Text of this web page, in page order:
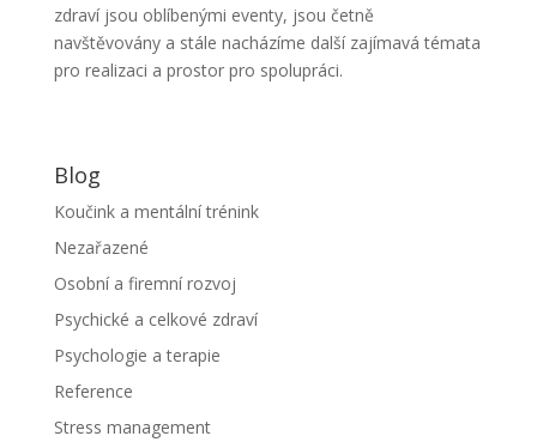
zdraví jsou oblíbenými eventy, jsou četně
navštěvovány a stále nacházíme další zajímavá témata
pro realizaci a prostor pro spolupráci.
Blog
Koučink a mentální trénink
Nezařazené
Osobní a firemní rozvoj
Psychické a celkové zdraví
Psychologie a terapie
Reference
Stress management